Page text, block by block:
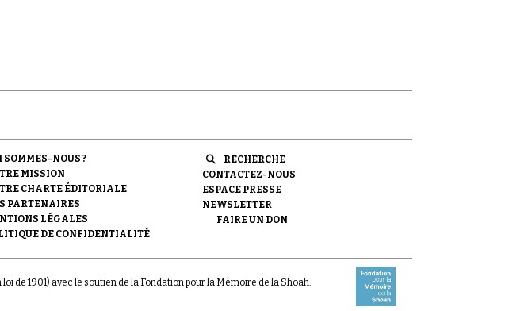
SOMMES-NOUS ?
MISSION
CHARTE ÉDITORIALE
PARTENAIRES
LÉGALES
DE CONFIDENTIALITÉ
RECHERCHE
CONTACTEZ-NOUS
ESPACE PRESSE
NEWSLETTER
FAIRE UN DON
1901) avec le soutien de la Fondation pour la Mémoire de la Shoah.